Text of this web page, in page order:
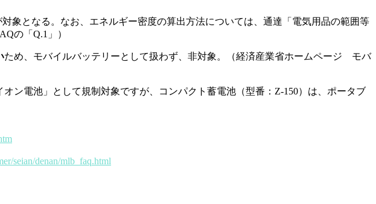
象となる。なお、エネルギー密度の算出方法については、通達「電気用品の範囲等
の「Q.1」）
ため、モバイルバッテリーとして扱わず、非対象。（経済産業省ホームページ モバ
ン電池」として規制対象ですが、コンパクト蓄電池（型番：Z-150）は、ポータブ
seian/denan/mlb_faq.html